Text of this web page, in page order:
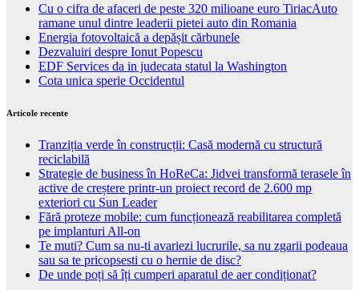
Cu o cifra de afaceri de peste 320 milioane euro TiriacAuto
ramane unul dintre leaderii pietei auto din Romania
Energia fotovoltaică a depășit cărbunele
Dezvaluiri despre Ionut Popescu
EDF Services da in judecata statul la Washington
Cota unica sperie Occidentul
Articole recente
Tranziția verde în construcții: Casă modernă cu structură
reciclabilă
Strategie de business în HoReCa: Jidvei transformă terasele în
active de creștere printr-un proiect record de 2.600 mp
exteriori cu Sun Leader
Fără proteze mobile: cum funcționează reabilitarea completă
pe implanturi All-on
Te muti? Cum sa nu-ti avariezi lucrurile, sa nu zgarii podeaua
sau sa te pricopsesti cu o hernie de disc?
De unde poți să îți cumperi aparatul de aer condiționat?